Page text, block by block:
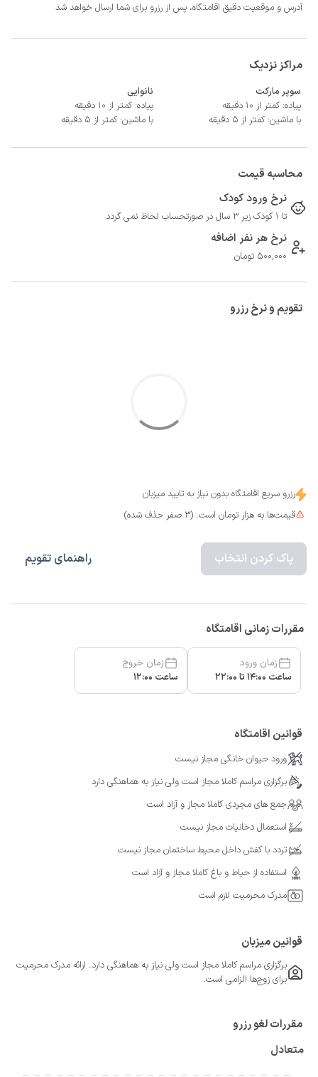
آدرس و موقعیت دقیق اقامتگاه، پس از رزرو برای شما ارسال خواهد شد
مراکز نزدیک
سوپر مارکت
پیاده: کمتر از 10 دقیقه
با ماشین: کمتر از 5 دقیقه
نانوایی
پیاده: کمتر از 10 دقیقه
با ماشین: کمتر از 5 دقیقه
محاسبه قیمت
نرخ ورود کودک
تا 1 کودک زیر 3 سال در صورتحساب لحاظ نمی گردد
نرخ هر نفر اضافه
500,000 تومان
تقویم و نرخ رزرو
رزرو سریع اقامتگاه بدون نیاز به تایید میزبان
قیمت‌ها به هزار تومان است. (3 صفر حذف شده)
پاک کردن انتخاب راهنمای تقویم
مقررات زمانی اقامتگاه
زمان ورود
ساعت 14:00 تا 22:00
زمان خروج
ساعت 12:00
قوانین اقامتگاه
ورود حیوان خانگی مجاز نیست
برگزاری مراسم کاملا مجاز است ولی نیاز به هماهنگی دارد
جمع های مجردی کاملا مجاز و آزاد است
استعمال دخانیات مجاز نیست
تردد با کفش داخل محیط ساختمان مجاز نیست
استفاده از حیاط و باغ کاملا مجاز و آزاد است
مدرک محرمیت لازم است
قوانین میزبان
برگزاری مراسم کاملا مجاز است ولی نیاز به هماهنگی دارد. ارائه مدرک محرمیت
برای زوج‌ها الزامی است.
مقررات لغو رزرو
متعادل